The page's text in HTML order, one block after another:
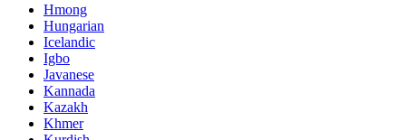
Hmong
Hungarian
Icelandic
Igbo
Javanese
Kannada
Kazakh
Khmer